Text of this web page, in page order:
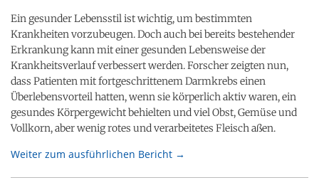
Ein gesunder Lebensstil ist wichtig, um bestimmten
Krankheiten vorzubeugen. Doch auch bei bereits bestehender
Erkrankung kann mit einer gesunden Lebensweise der
Krankheitsverlauf verbessert werden. Forscher zeigten nun,
dass Patienten mit fortgeschrittenem Darmkrebs einen
Überlebensvorteil hatten, wenn sie körperlich aktiv waren, ein
gesundes Körpergewicht behielten und viel Obst, Gemüse und
Vollkorn, aber wenig rotes und verarbeitetes Fleisch aßen.
Weiter zum ausführlichen Bericht →